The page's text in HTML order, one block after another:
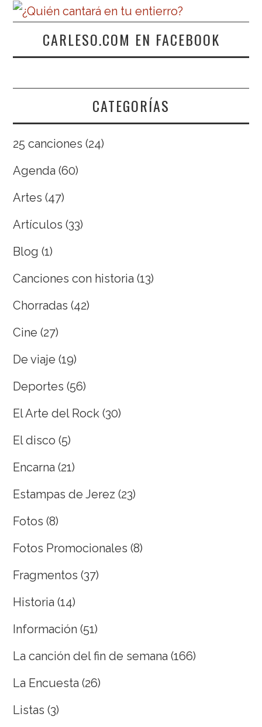
CARLESO.COM EN FACEBOOK
CATEGORÍAS
25 canciones (24)
Agenda (60)
Artes (47)
Artículos (33)
Blog (1)
Canciones con historia (13)
Chorradas (42)
Cine (27)
De viaje (19)
Deportes (56)
El Arte del Rock (30)
El disco (5)
Encarna (21)
Estampas de Jerez (23)
Fotos (8)
Fotos Promocionales (8)
Fragmentos (37)
Historia (14)
Información (51)
La canción del fin de semana (166)
La Encuesta (26)
Listas (3)